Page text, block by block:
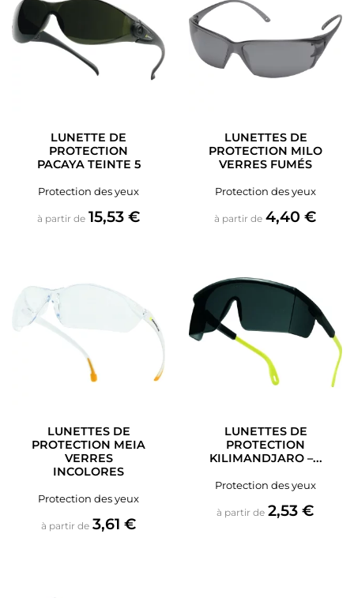
LUNETTE DE
PROTECTION
PACAYA TEINTE 5
Protection des yeux
à partir de Prix
15,53 €
LUNETTES DE
PROTECTION MILO
VERRES FUMÉS
Protection des yeux
à partir de Prix
4,40 €
LUNETTES DE
PROTECTION MEIA
VERRES
INCOLORES
Protection des yeux
à partir de Prix
3,61 €
LUNETTES DE
PROTECTION
KILIMANDJARO –...
Protection des yeux
à partir de Prix
2,53 €